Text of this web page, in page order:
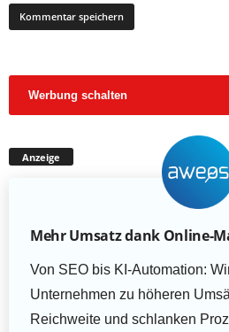
Werbung schalten
Anzeige
Mehr Umsatz dank Online-
Von SEO bis KI-Automation:
Unternehmen zu höheren
Reichweite und schlanken